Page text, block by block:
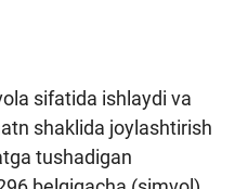
sifatida ishlaydi va
shaklida joylashtirish
tushadigan